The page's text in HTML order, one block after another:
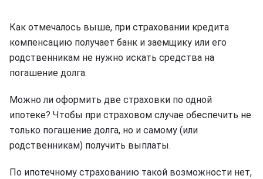
Как отмечалось выше, при страховании кредита
компенсацию получает банк и заемщику или его
родственникам не нужно искать средства на
погашение долга.
Можно ли оформить две страховки по одной
ипотеке? Чтобы при страховом случае обеспечить не
только погашение долга, но и самому (или
родственникам) получить выплаты.
По ипотечному страхованию такой возможности нет,